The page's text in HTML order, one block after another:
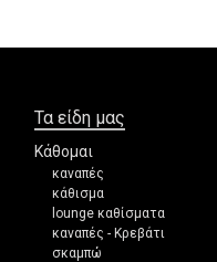
Τα είδη μας
Κάθομαι
καναπές
κάθισμα
lounge καθίσματα
καναπές - Κρεβάτι
σκαμπώ